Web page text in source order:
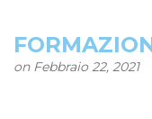
on Febbraio 22, 2021